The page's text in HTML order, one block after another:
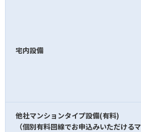
宅内設備
他社マンションタイプ設備(有料)
（個別有料回線でお申込みいただけるマ